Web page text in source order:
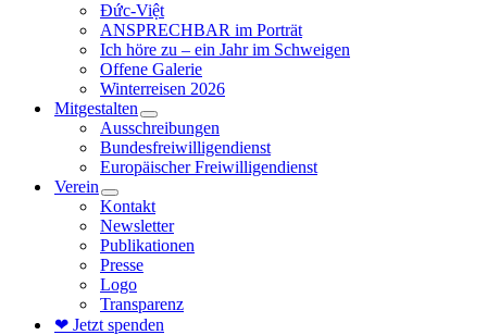
Đức-Việt
ANSPRECHBAR im Porträt
Ich höre zu – ein Jahr im Schweigen
Offene Galerie
Winterreisen 2026
Mitgestalten
Ausschreibungen
Bundesfreiwilligendienst
Europäischer Freiwilligendienst
Verein
Kontakt
Newsletter
Publikationen
Presse
Logo
Transparenz
❤ Jetzt spenden